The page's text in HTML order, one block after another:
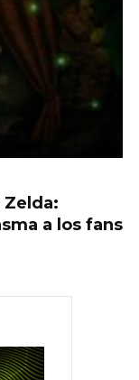
Zelda:
a los fans